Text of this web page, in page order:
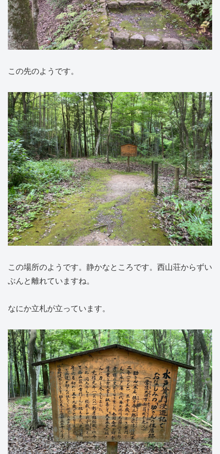
この先のようです。
この場所のようです。静かなところです。西山荘からずい
ぶんと離れていますね。
なにか立札が立っています。